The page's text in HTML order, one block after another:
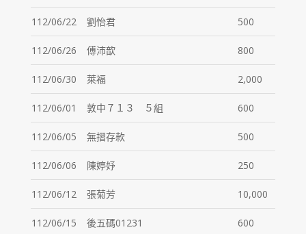
112/06/22 劉怡君 500
112/06/26 傅沛歆 800
112/06/30 萊福 2,000
112/06/01 敦中７１３ ５組 600
112/06/05 無摺存款 500
112/06/06 陳婷妤 250
112/06/12 張菊芳 10,000
112/06/15 後五碼01231 600